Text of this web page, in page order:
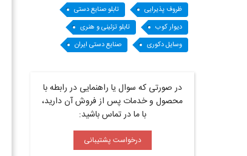
ظروف پذیرایی
تابلو صنایع دستی
دیوار کوب
تابلو تزئینی و هنری
وسایل دکوری
صنایع دستی ایران
در صورتی که سوال یا راهنمایی در رابطه با
محصول و خدمات پس از فروش آن دارید،
با ما در تماس باشید:
درخواست پشتیبانی